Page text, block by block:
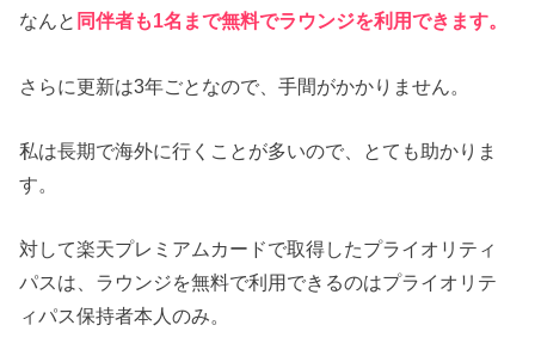
なんと 同伴者も1名まで無料でラウンジを利用できます。
さらに更新は3年ごとなので、手間がかかりません。
私は長期で海外に行くことが多いので、とても助かりま
す。
対して楽天プレミアムカードで取得したプライオリティ
パスは、ラウンジを無料で利用できるのはプライオリテ
ィパス保持者本人のみ。